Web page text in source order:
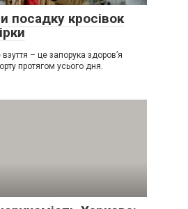
посадку кросівок
– це запорука здоров’я
протягом усього дня.